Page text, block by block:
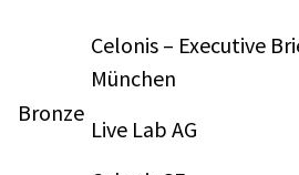
Bronze
Celonis – Executive
München
Live Lab AG